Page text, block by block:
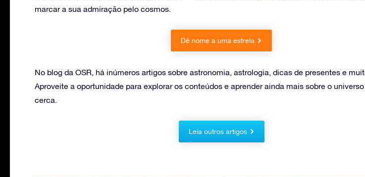
marcar a sua admiração pelo cosmos.
Dê nome a uma estrela
No blog da OSR, há inúmeros artigos sobre astronomia, astrologia, dicas de presentes e
Aproveite a oportunidade para explorar os conteúdos e aprender ainda mais sobre o
cerca.
Leia outros artigos